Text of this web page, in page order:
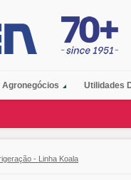
Agronegócios Utilidades
- Linha Koala